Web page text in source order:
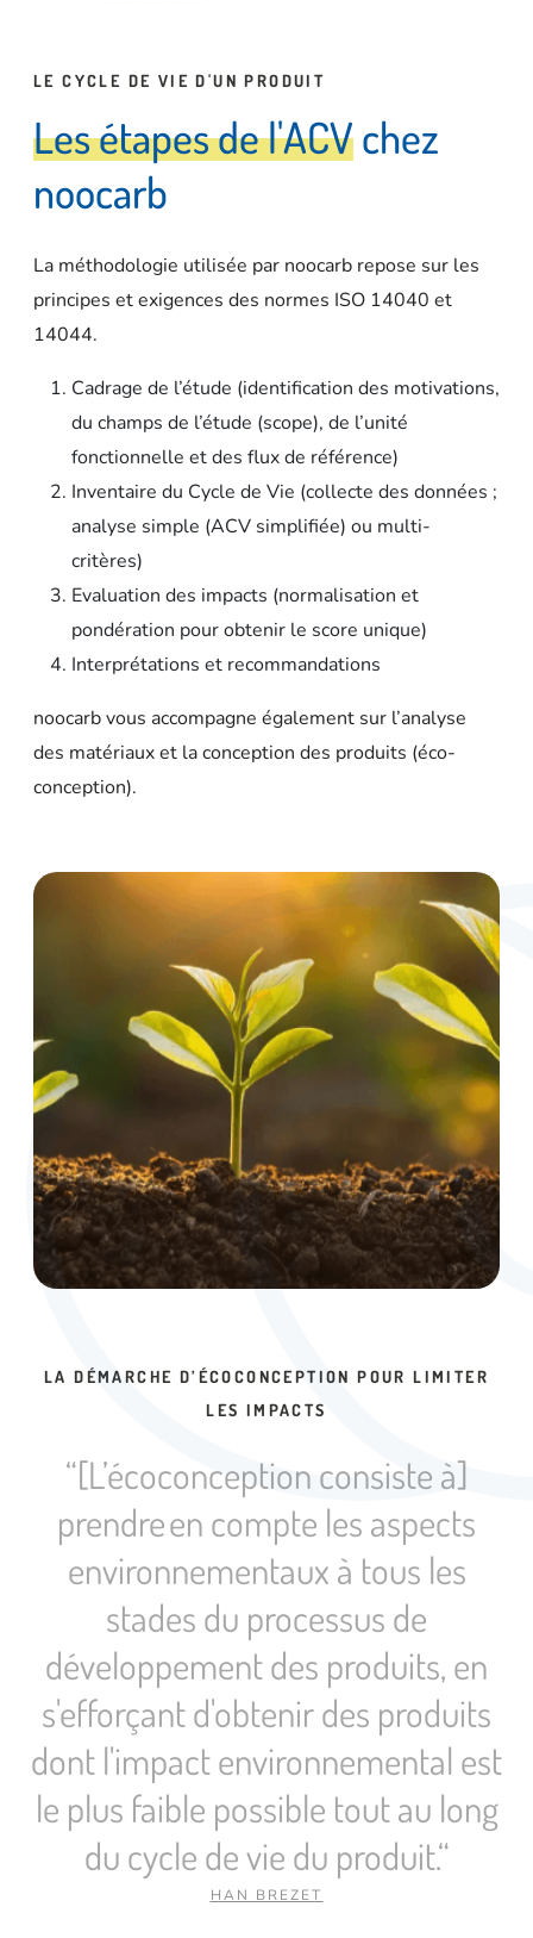
LE CYCLE DE VIE D'UN PRODUIT
Lesétapesdel'ACVchez
noocarb
La méthodologie utilisée par noocarb repose sur les
principes et exigences des normes ISO 14040 et
14044.
Cadrage de l’étude (identification des motivations,
du champs de l’étude (scope), de l’unité
fonctionnelle et des flux de référence)
Inventaire du Cycle de Vie (collecte des données ;
analyse simple (ACV simplifiée) ou multi-
critères)
Evaluation des impacts (normalisation et
pondération pour obtenir le score unique)
Interprétations et recommandations
noocarb vous accompagne également sur l’analyse
des matériaux et la conception des produits (éco-
conception).
LA DÉMARCHE D’ÉCOCONCEPTION POUR LIMITER
LES IMPACTS
“[L’écoconception consiste à]
prendre en compte les aspects
environnementaux à tous les
stades du processus de
développement des produits, en
s'efforçant d'obtenir des produits
dont l'impact environnemental est
le plus faible possible tout au long
du cycle de vie du produit.“
HAN BREZET